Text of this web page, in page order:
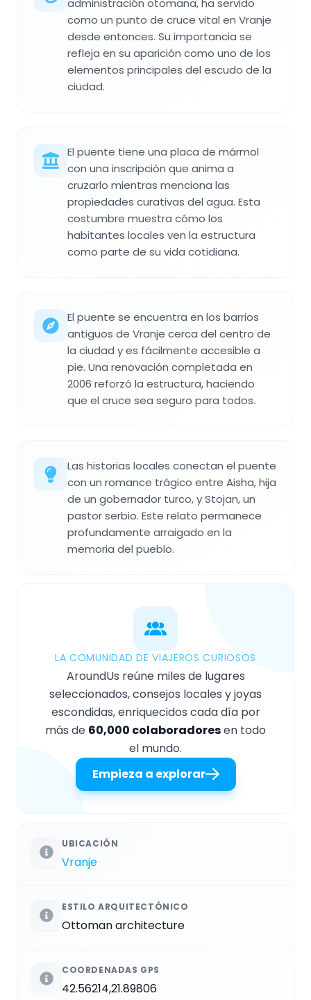
administración otomana, ha servido
como un punto de cruce vital en Vranje
desde entonces. Su importancia se
refleja en su aparición como uno de los
elementos principales del escudo de la
ciudad.
El puente tiene una placa de mármol
con una inscripción que anima a
cruzarlo mientras menciona las
propiedades curativas del agua. Esta
costumbre muestra cómo los
habitantes locales ven la estructura
como parte de su vida cotidiana.
El puente se encuentra en los barrios
antiguos de Vranje cerca del centro de
la ciudad y es fácilmente accesible a
pie. Una renovación completada en
2006 reforzó la estructura, haciendo
que el cruce sea seguro para todos.
Las historias locales conectan el puente
con un romance trágico entre Aisha, hija
de un gobernador turco, y Stojan, un
pastor serbio. Este relato permanece
profundamente arraigado en la
memoria del pueblo.
LA COMUNIDAD DE VIAJEROS CURIOSOS
AroundUs reúne miles de lugares
seleccionados, consejos locales y joyas
escondidas, enriquecidos cada día por
más de 60,000 colaboradoresen todo
el mundo.
Empieza a explorar
UBICACIÓN
Vranje
ESTILO ARQUITECTÓNICO
Ottoman architecture
COORDENADAS GPS
42.56214,21.89806